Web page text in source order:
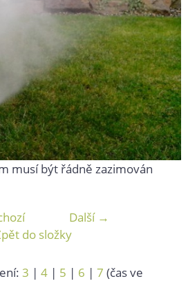
musí být řádně zazimován
Další →
do složky
3 | 4 | 5 | 6 | 7 (čas ve